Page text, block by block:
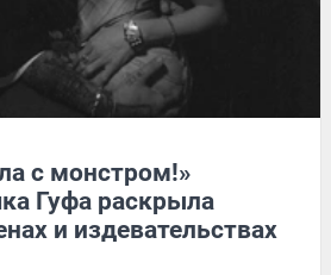
с монстром!»
Гуфа раскрыла
и издевательствах